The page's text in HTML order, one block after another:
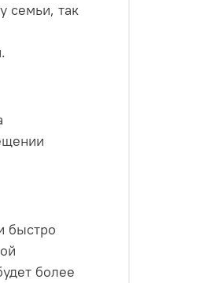
семьи, так
быстро
более